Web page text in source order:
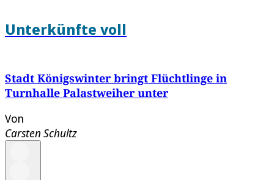
Unterkünfte voll
Stadt Königswinter bringt Flüchtlinge in
Turnhalle Palastweiher unter
Von
Carsten Schultz